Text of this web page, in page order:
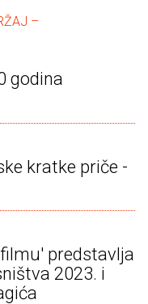
–
godina
kratke priče -
predstavlja
2023. i